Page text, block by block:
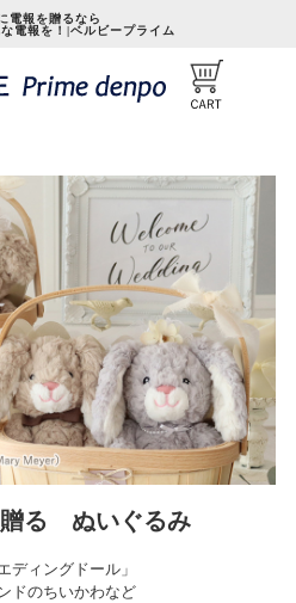
電報を贈るなら
電報を！|ベルビープライム
贈る ぬいぐるみ
ディングドール」
ドのちいかわなど